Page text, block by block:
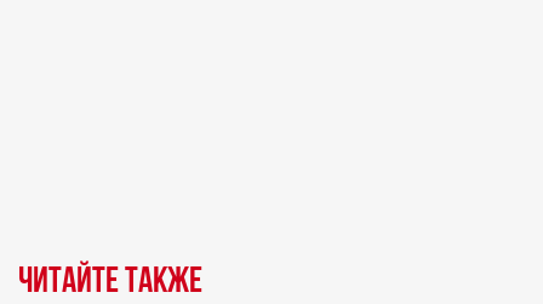
Читайте также